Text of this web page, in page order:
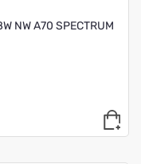
NW A70 SPECTRUM